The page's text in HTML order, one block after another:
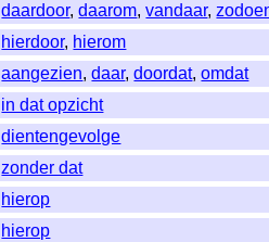
daardoor,daarom,vandaar,
hierdoor, hierom
aangezien,daar,doordat,omdat
in dat opzicht
dientengevolge
zonder dat
hierop
hierop